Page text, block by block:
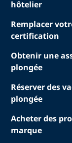
hôtelier
Remplacer
certification
Obtenir une
plongée
Réserver des
plongée
Acheter des
marque